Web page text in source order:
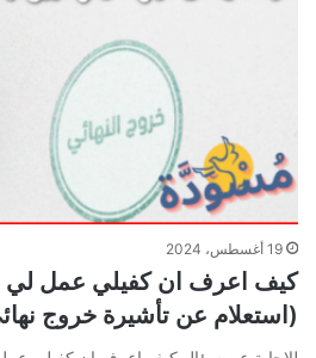
19 أغسطس، 2024
كيف اعرف ان كفيلي عمل لي
(استعلام عن تأشيرة خروج